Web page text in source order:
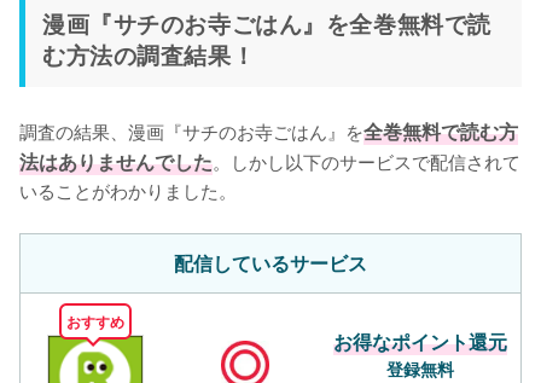
漫画『サチのお寺ごはん』を全巻無料で読
む方法の調査結果！
調査の結果、漫画『サチのお寺ごはん』を全巻無料で読む方
法はありませんでした。しかし以下のサービスで配信されて
いることがわかりました。
配信しているサービス
おすすめ
お得なポイント還元
登録無料